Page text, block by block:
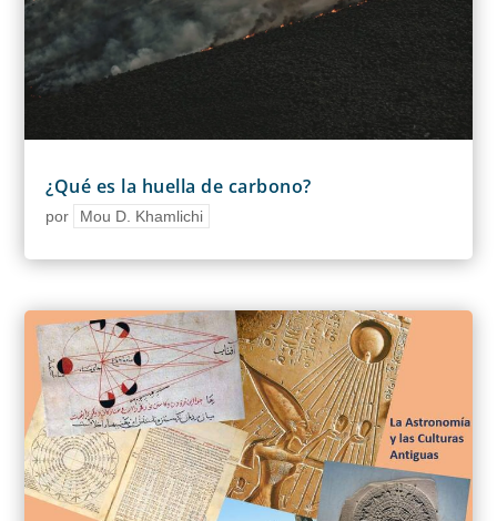
¿Qué es la huella de carbono?
por Mou D. Khamlichi